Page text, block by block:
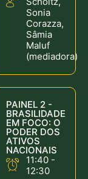
Sonia
Corazza,
Sâmia
Maluf
(mediadora)
PAINEL 2 -
BRASILIDADE
EM FOCO: O
PODER DOS
ATIVOS
NACIONAIS
11:40 -
12:30